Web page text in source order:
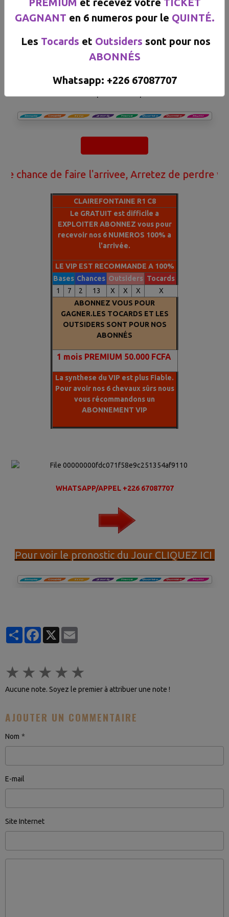
CLAIREFONTAINE Reunion 1 Course 8
de faire l'arrivee, Arretez de perdre
CLAIREFONTAINE R1 C8
Le GRATUIT est difficile a
EXPLOITER ABONNEZ vous pour
recevoir nos 6 NUMEROS 100% a
l'arrivée.
LE VIP EST RECOMMANDE A 100%
Bases Chances Outsiders Tocards
1
7 2 13 X X X
X
ABONNEZ VOUS POUR
GAGNER.LES TOCARDS ET LES
OUTSIDERS SONT POUR NOS
ABONNÉS
1 mois PREMIUM 50.000 FCFA
La synthese du VIP est plus Fiable.
Pour avoir nos 6 chevaux sûrs nous
vous récommandons un
ABONNEMENT VIP
WHATSAPP/APPEL +226 67087707
Pour voir le pronostic du Jour CLIQUEZ ICI
PartagerFacebook
★ ★ ★ ★ ★
Aucune note. Soyez le premier à attribuer une note !
AJOUTER UN COMMENTAIRE
Nom
E-mail
Site Internet
GAGNANT en 6 numeros pour le QUINTÉ.
Les Tocards et Outsiders sont pour nos
ABONNÉS
Whatsapp: +226 67087707​​​​​